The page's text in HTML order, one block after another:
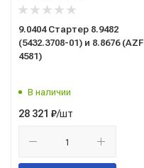
9.0404 Стартер 8.9482
(5432.3708-01) и 8.8676 (AZF
4581)
В наличии
28 321 ₽/шт